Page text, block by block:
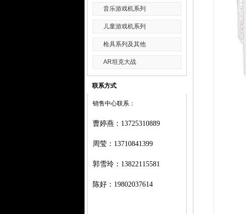
音乐游戏机系列
儿童游戏机系列
枪具系列及其他
AR坦克大战
联系方式
销售中心联系：
曹婷燕 ： 13725310889
周莹： 13710841399
郭雪玲： 13822115581
陈好： 19802037614